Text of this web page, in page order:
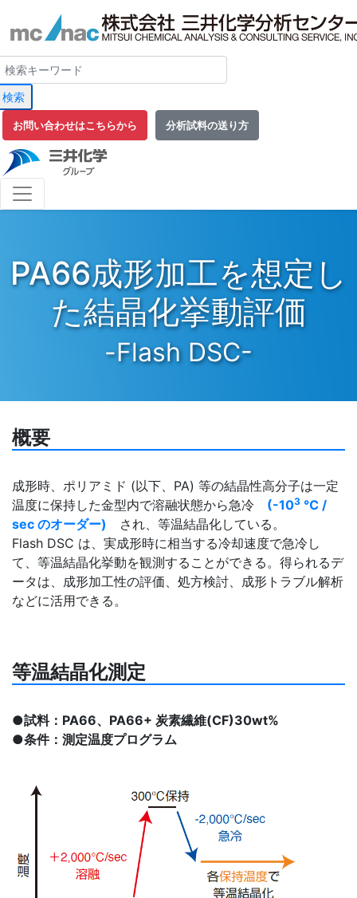
検索
お問い合わせはこちらから 分析試料の送り方
PA66成形加工を想定し
た結晶化挙動評価
-Flash DSC-
概要
成形時、ポリアミド (以下、PA) 等の結晶性高分子は一定
温度に保持した金型内で溶融状態から急冷 (-103 ℃ /
sec のオーダー) され、等温結晶化している。
Flash DSC は、実成形時に相当する冷却速度で急冷し
て、等温結晶化挙動を観測することができる。得られるデ
ータは、成形加工性の評価、処方検討、成形トラブル解析
などに活用できる。
等温結晶化測定
●試料：PA66、PA66+ 炭素繊維(CF)30wt%
●条件：測定温度プログラム